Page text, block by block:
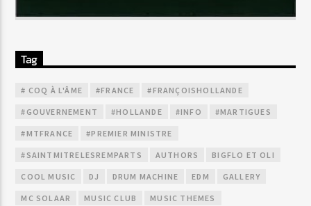
Tag
# COQ À L'ÂME #FRANCE #FRANÇOISHOLLANDE
#GOUVERNEMENT #HOLLANDE #INFO #MARTIGUES
#MTFRANCE #PREMIER MINISTRE
#SAINTMITRELESREMPARTS AUTHORS BIGFLO ET OLI
COOL MUSIC DJ DRUM MACHINE EDM GALLERY
MC SOLAAR MUSIC CLUB MUSIC THEMES